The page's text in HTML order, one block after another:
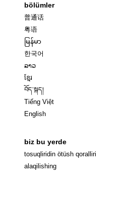
bölümler
普通话
粤语
မြန်မာ
한국어
ລາວ
ខ្មែរ
བོད་སྐད།
Tiếng Việt
English
biz bu yerde
tosuqliridin ötüsh qoralliri
alaqilishing